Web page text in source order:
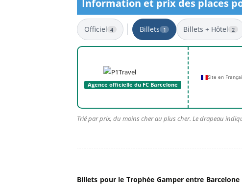
Billets Primeira Liga Portugal
Billets Eredivisie Pays-Bas
Billets Pro League Belgique
Billets Saudi Pro League
Séville
Munich
Information et prix des places
Officiel 4 Billets 1 Billets + Hôtel 2
1 résultat
Agence officielle du FC Barcelone
Site en
Trié par prix, du moins cher au plus cher. Le drapeau
Billets pour le Trophée Gamper entre